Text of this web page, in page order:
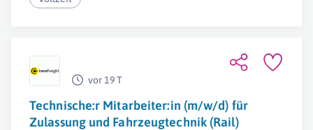
vor 19 T
Technische:r Mitarbeiter:in (m/w/d) für
Zulassung und Fahrzeugtechnik (Rail)